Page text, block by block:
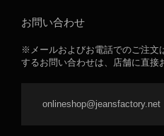
お問い合わせ
※メールおよびお電話でのご注文
するお問い合わせは、店舗に直接
onlineshop@jeansfactory.net